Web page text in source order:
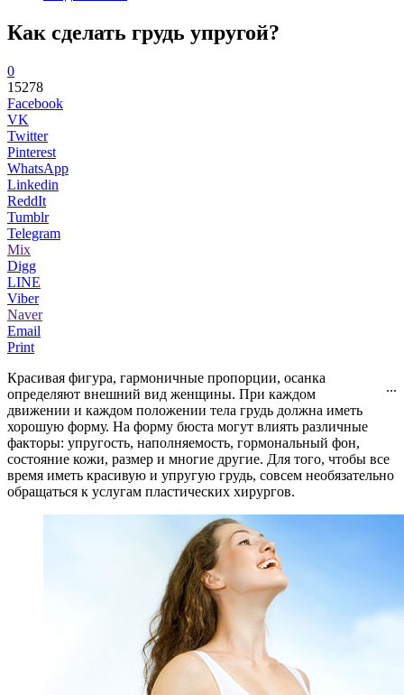
Как сделать грудь упругой?
0
15278
Facebook
VK
Twitter
Pinterest
WhatsApp
Linkedin
ReddIt
Tumblr
Telegram
Mix
Digg
LINE
Viber
Naver
Email
Print
...
Красивая фигура, гармоничные пропорции, осанка
определяют внешний вид женщины. При каждом
движении и каждом положении тела грудь должна иметь
хорошую форму. На форму бюста могут влиять различные
факторы: упругость, наполняемость, гормональный фон,
состояние кожи, размер и многие другие. Для того, чтобы все
время иметь красивую и упругую грудь, совсем необязательно
обращаться к услугам пластических хирургов.